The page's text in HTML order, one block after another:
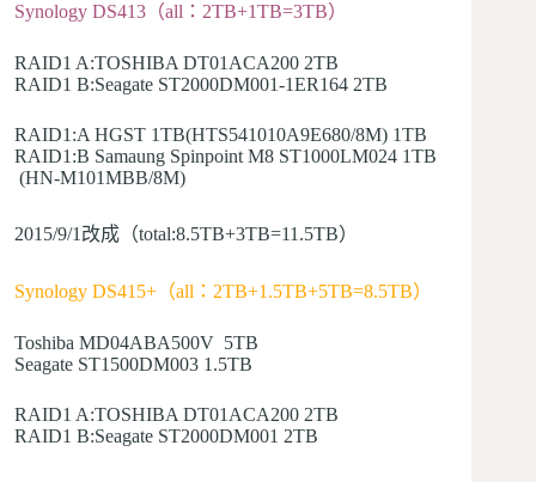
Synology DS413（all：2TB+1TB=3TB）
RAID1 A:TOSHIBA DT01ACA200 2TB
RAID1 B:Seagate ST2000DM001-1ER164 2TB
RAID1:A HGST 1TB(HTS541010A9E680/8M) 1TB
RAID1:B Samaung Spinpoint M8 ST1000LM024 1TB
(HN-M101MBB/8M)
2015/9/1改成（total:8.5TB+3TB=11.5TB）
Synology DS415+（all：2TB+1.5TB+5TB=8.5TB）
Toshiba MD04ABA500V 5TB
Seagate ST1500DM003 1.5TB
RAID1 A:TOSHIBA DT01ACA200 2TB
RAID1 B:Seagate ST2000DM001 2TB